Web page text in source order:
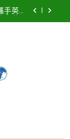
英國
品牌
熱潮
強化